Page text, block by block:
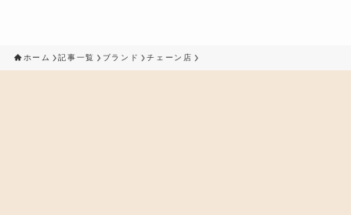
ホーム 記事一覧 ブランド チェーン店